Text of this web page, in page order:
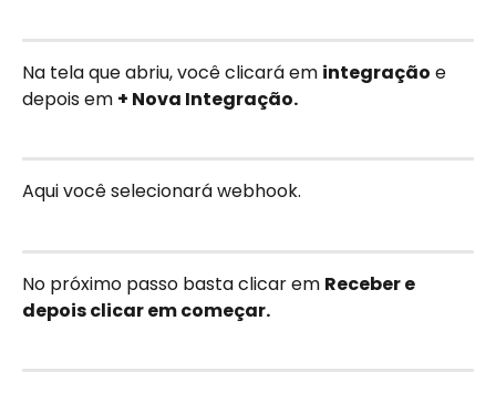
Na tela que abriu, você clicará em integração e
depois em + Nova Integração.
Aqui você selecionará webhook.
No próximo passo basta clicar em Receber e
depois clicar em começar.